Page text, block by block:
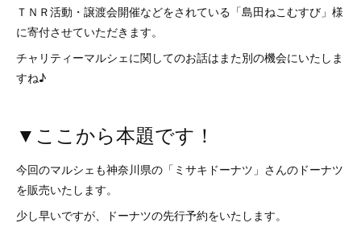
ＴＮＲ活動・譲渡会開催などをされている「島田ねこむすび」様
に寄付させていただきます。
チャリティーマルシェに関してのお話はまた別の機会にいたしま
すね♪
▼ここから本題です！
今回のマルシェも神奈川県の「ミサキドーナツ」さんのドーナツ
を販売いたします。
少し早いですが、ドーナツの先行予約をいたします。